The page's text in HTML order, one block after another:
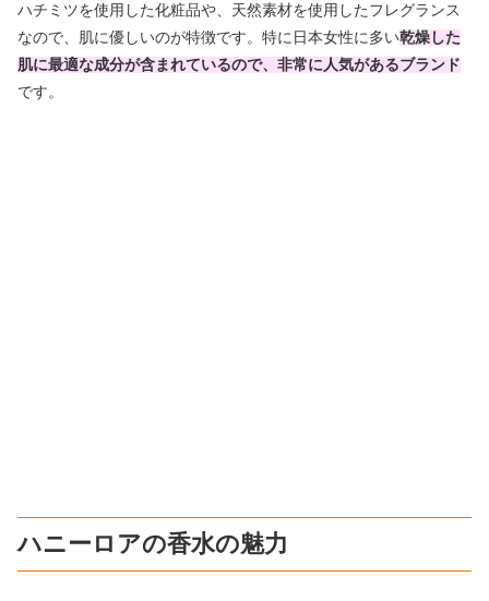
ハチミツを使用した化粧品や、天然素材を使用したフレグランス
なので、肌に優しいのが特徴です。特に日本女性に多い乾燥した
肌に最適な成分が含まれているので、非常に人気があるブランド
です。
ハニーロアの香水の魅力